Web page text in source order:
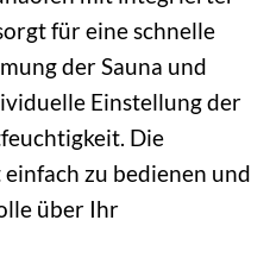
für eine schnelle
der Sauna und
Einstellung der
Die
zu bedienen und
über Ihr